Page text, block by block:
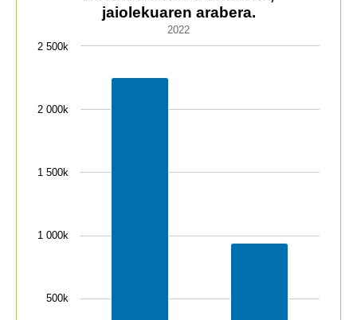
Bar chart with 2 bars.
2022
The chart has 1 Y axis displaying values. Data ranges
jaiolekuaren arabera.
2022
500k
1 000k
1 500k
2 000k
2 500k